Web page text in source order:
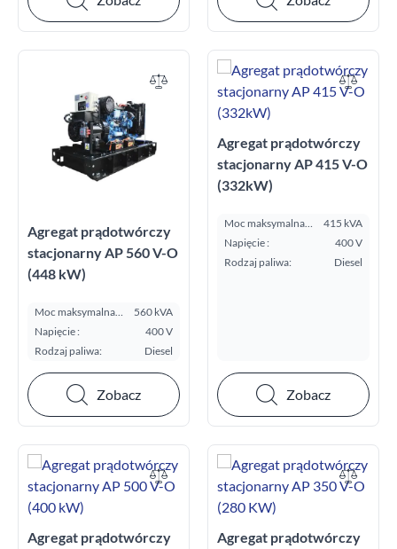
Agregat prądotwórczy
stacjonarny AP 560 V-O
(448 kW)
Moc maksymalna
E.S.P. kVA:
560 kVA
Napięcie :
400 V
Rodzaj paliwa:
Diesel
Zobacz
Agregat prądotwórczy
stacjonarny AP 415 V-O
(332kW)
Moc maksymalna
E.S.P. kVA:
415 kVA
Napięcie :
400 V
Rodzaj paliwa:
Diesel
Zobacz
Agregat prądotwórczy
Agregat prądotwórczy